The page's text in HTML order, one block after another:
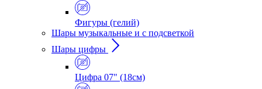
Фигуры (гелий)
Шары музыкальные и с подсветкой
Шары цифры
Цифра 07" (18см)